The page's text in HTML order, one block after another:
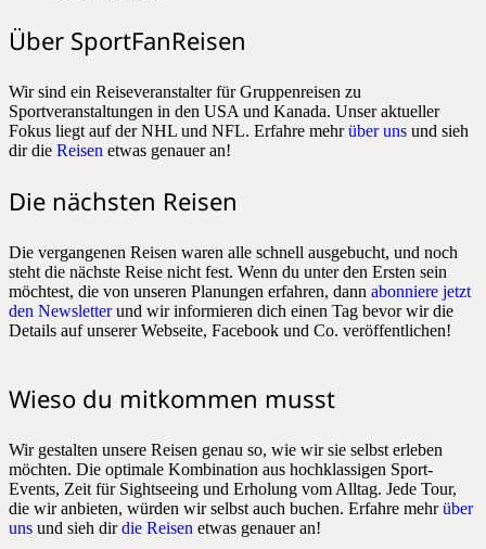
Über SportFanReisen
Wir sind ein Reiseveranstalter für Gruppenreisen zu
Sportveranstaltungen in den USA und Kanada. Unser aktueller
Fokus liegt auf der NHL und NFL. Erfahre mehrüber uns und sieh
dir die Reisen etwas genauer an!
Die nächsten Reisen
Die vergangenen Reisen waren alle schnell ausgebucht, und noch
steht die nächste Reise nicht fest. Wenn du unter den Ersten sein
möchtest, die von unseren Planungen erfahren, dann abonniere jetzt
den Newsletterund wir informieren dich einen Tag bevor wir die
Details auf unserer Webseite, Facebook und Co. veröffentlichen!
Wieso du mitkommen musst
Wir gestalten unsere Reisen genau so, wie wir sie selbst erleben
möchten. Die optimale Kombination aus hochklassigen Sport-
Events, Zeit für Sightseeing und Erholung vom Alltag. Jede Tour,
die wir anbieten, würden wir selbst auch buchen. Erfahre mehrüber
uns und sieh dirdie Reisen etwas genauer an!